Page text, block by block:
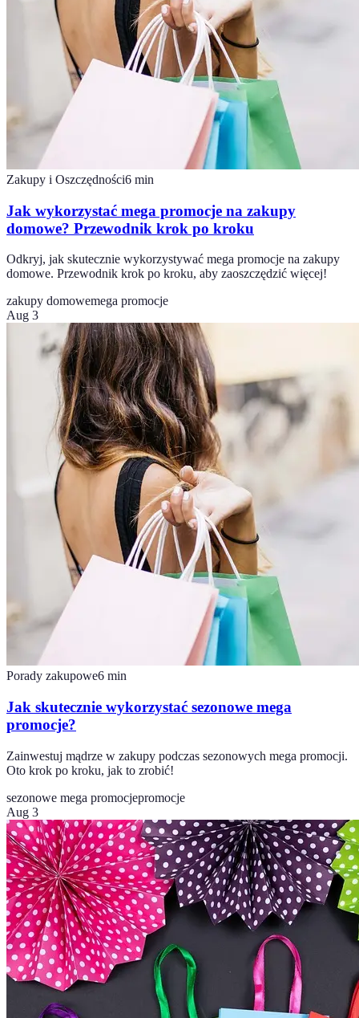
Zakupy i Oszczędności6 min
Jak wykorzystać mega promocje na zakupy
domowe? Przewodnik krok po kroku
Odkryj, jak skutecznie wykorzystywać mega promocje na zakupy
domowe. Przewodnik krok po kroku, aby zaoszczędzić więcej!
zakupy domowemega promocje
Aug 3
Porady zakupowe6 min
Jak skutecznie wykorzystać sezonowe mega
promocje?
Zainwestuj mądrze w zakupy podczas sezonowych mega promocji.
Oto krok po kroku, jak to zrobić!
sezonowe mega promocjepromocje
Aug 3